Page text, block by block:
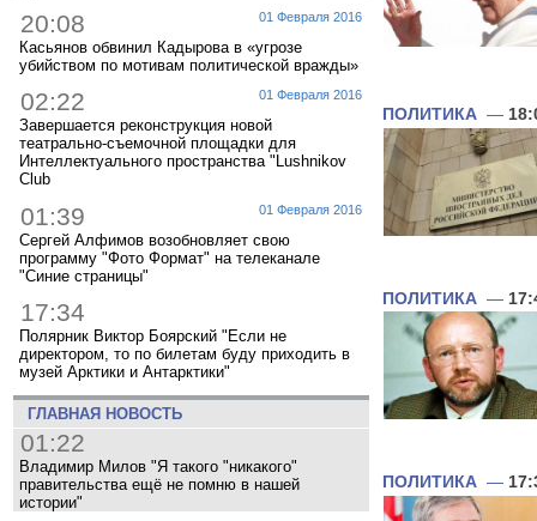
01 Февраля 2016
20:08
Касьянов обвинил Кадырова в «угрозе
убийством по мотивам политической вражды»
01 Февраля 2016
02:22
Завершается реконструкция новой
театрально-съемочной площадки для
Интеллектуального пространства "Lushnikov
Club
01 Февраля 2016
01:39
Сергей Алфимов возобновляет свою
программу "Фото Формат" на телеканале
"Синие страницы"
17:34
Полярник Виктор Боярский "Если не
директором, то по билетам буду приходить в
музей Арктики и Антарктики"
ГЛАВНАЯ НОВОСТЬ
01:22
Владимир Милов "Я такого "никакого"
правительства ещё не помню в нашей
истории"
ПОЛИТИКА —
ПОЛИТИКА —
ПОЛИТИКА —